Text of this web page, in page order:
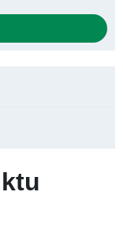
pro spokojené
Kč (10%)